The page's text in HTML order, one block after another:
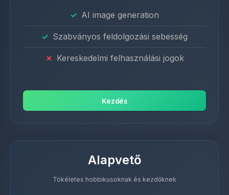
AI image generation
Szabványos feldolgozási sebesség
Kereskedelmi felhasználási jogok
Kezdés
Alapvető
Tökéletes hobbikusoknak és kezdőknek